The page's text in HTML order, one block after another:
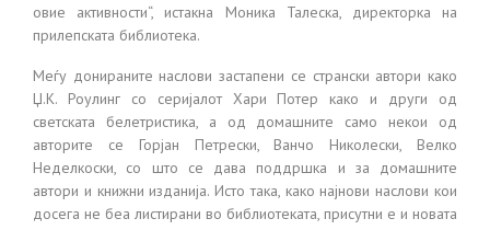
овие активности“, истакна Моника Талеска, директорка на
прилепската библиотека.
Меѓу донираните наслови застапени се странски автори како
Џ.К. Роулинг со серијалот Хари Потер како и други од
светската белетристика, а од домашните само некои од
авторите се Горјан Петрески, Ванчо Николески, Велко
Неделкоски, со што се дава поддршка и за домашните
автори и книжни изданија. Исто така, како најнови наслови кои
досега не беа листирани во библиотеката, присутни е и новата